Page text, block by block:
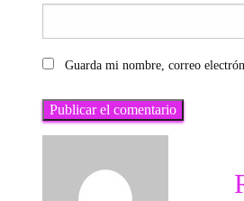
Guarda mi nombre, correo